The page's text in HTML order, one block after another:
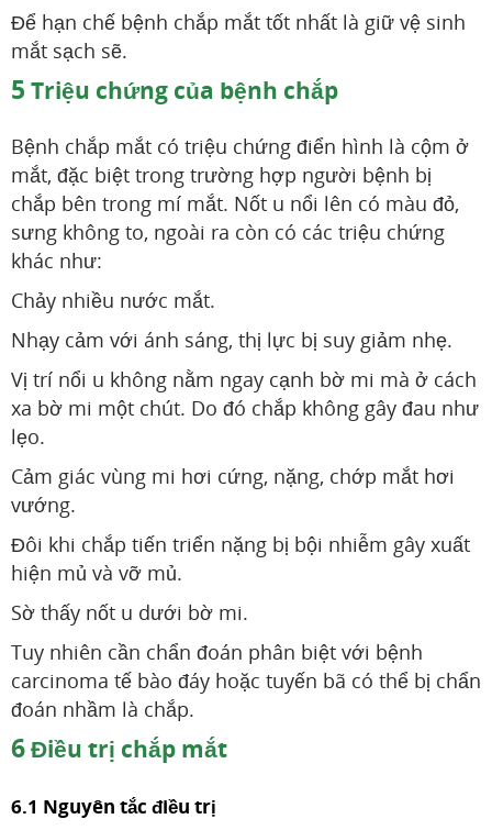
Để hạn chế bệnh chắp mắt tốt nhất là giữ vệ sinh
mắt sạch sẽ.
5 Triệu chứng của bệnh chắp
Bệnh chắp mắt có triệu chứng điển hình là cộm ở
mắt, đặc biệt trong trường hợp người bệnh bị
chắp bên trong mí mắt. Nốt u nổi lên có màu đỏ,
sưng không to, ngoài ra còn có các triệu chứng
khác như:
Chảy nhiều nước mắt.
Nhạy cảm với ánh sáng, thị lực bị suy giảm nhẹ.
Vị trí nổi u không nằm ngay cạnh bờ mi mà ở cách
xa bờ mi một chút. Do đó chắp không gây đau như
lẹo.
Cảm giác vùng mi hơi cứng, nặng, chớp mắt hơi
vướng.
Đôi khi chắp tiến triển nặng bị bội nhiễm gây xuất
hiện mủ và vỡ mủ.
Sờ thấy nốt u dưới bờ mi.
Tuy nhiên cần chẩn đoán phân biệt với bệnh
carcinoma tế bào đáy hoặc tuyến bã có thể bị chẩn
đoán nhầm là chắp.
6Điều trị chắp mắt
6.1 Nguyên tắc điều trị